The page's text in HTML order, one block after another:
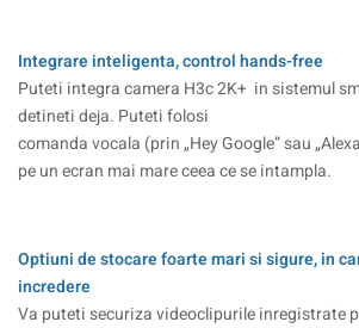
Integrare inteligenta, control hands-free
Puteti integra camera H3c 2K+ in sistemul
detineti deja. Puteti folosi
comanda vocala (prin „Hey Google” sau
pe un ecran mai mare ceea ce se intampla.
Optiuni de stocare foarte mari si sigure, in
incredere
Va puteti securiza videoclipurile inregistrate